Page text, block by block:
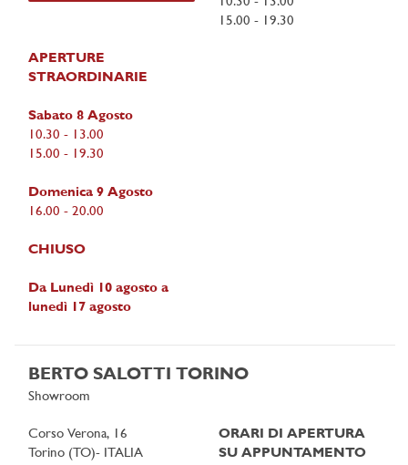
15.00 - 19.30
APERTURE
STRAORDINARIE
Sabato 8 Agosto
10.30 - 13.00
15.00 - 19.30
Domenica 9 Agosto
16.00 - 20.00
CHIUSO
Da Lunedì 10 agosto a
lunedì 17 agosto
BERTO SALOTTI TORINO
Showroom
Corso Verona, 16
Torino (TO)- ITALIA
ORARI DI APERTURA
SU APPUNTAMENTO